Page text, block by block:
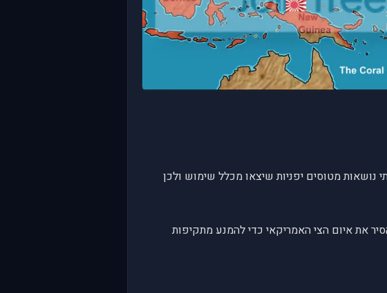
מטוסים יפניות שיצאו מכלל שימוש ולכן
הפיקוד היפני העליון החליט להסיר את איום הצי האמריקאי כדי להמנע מתקיפות